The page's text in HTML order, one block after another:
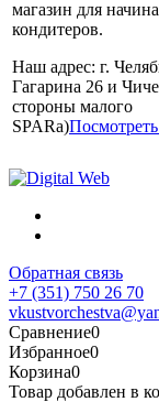
магазин для
кондитеров.
Наш адрес: г.
Гагарина 26 и
стороны малого
SPARa)
Обратная связь
+7 (351) 750 26 70
Сравнение0
Избранное0
Корзина0
Товар добавлен в